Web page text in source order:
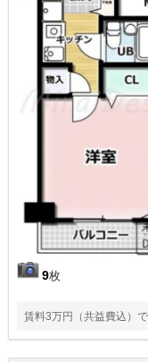
9枚
賃料3万円（共益費込）